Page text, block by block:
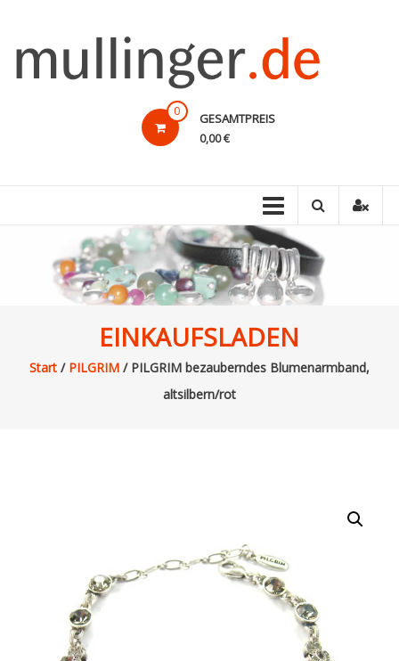
Inhalt
mullinger.de
preiswert!
0 GESAMTPREIS
0,00 €
EINKAUFSLADEN
Start/ PILGRIM/ PILGRIM bezauberndes Blumenarmband,
altsilbern/rot